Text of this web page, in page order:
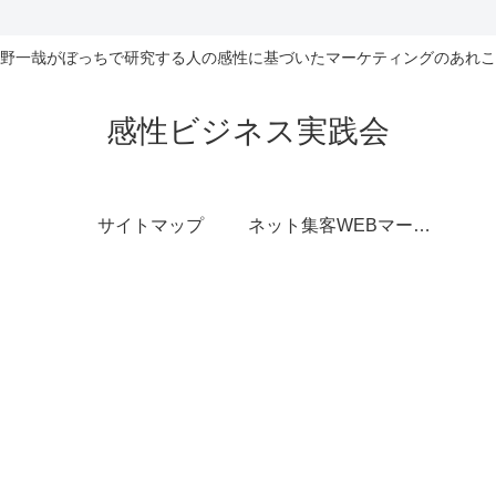
一哉がぼっちで研究する人の感性に基づいたマーケティングのあれ
感性ビジネス実践会
サイトマップ ネット集客WEBマーケティング無料相談室